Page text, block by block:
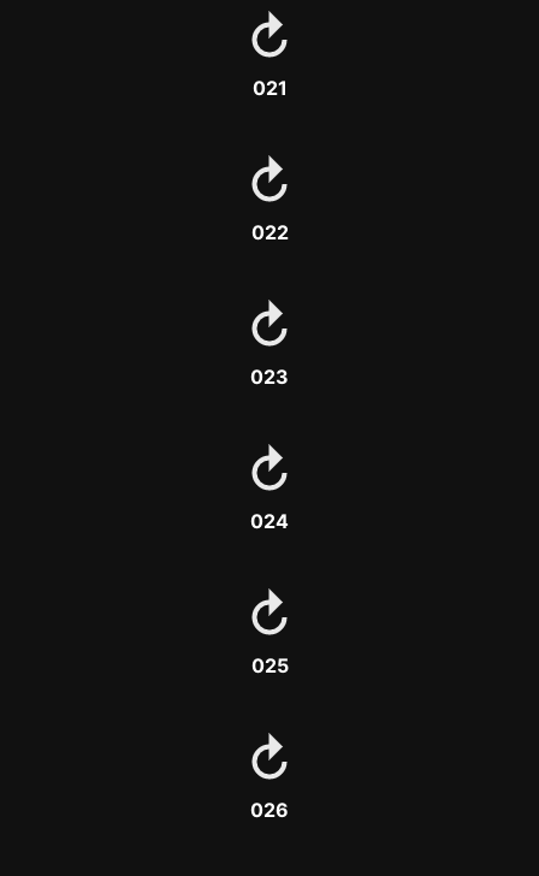
021
022
023
024
025
026